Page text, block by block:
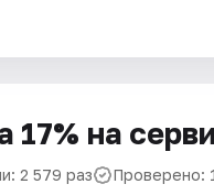
17% на
2 579 раз Проверено: